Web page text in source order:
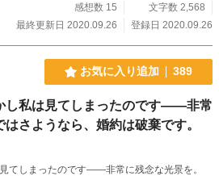
感想数 15
文字数 2,568
最終更新日 2020.09.26
登録日 2020.09.26
お気に入り追加 389
し私は見てしまったのです――非常
さようなら、婚約は破棄です。
てしまったのです――非常に残念な光景を。